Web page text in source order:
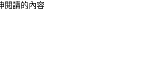
閱讀的內容